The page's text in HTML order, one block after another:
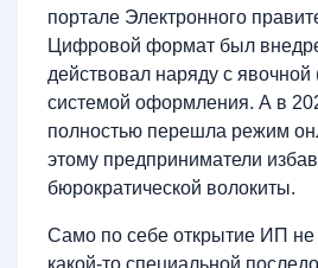
портале Электронного
Цифровой формат был
действовал наряду с
системой оформления. А в
полностью перешла режим
этому предприниматели
бюрократической волокиты.
Само по себе открытие ИП не
какой-то специальной